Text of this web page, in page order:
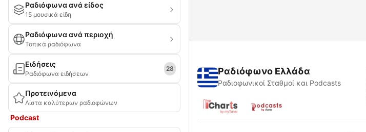
Ραδιόφωνα ανά είδος
15 μουσικά είδη
Ραδιόφωνα ανά περιοχή
Τοπικά ραδιόφωνα
Ειδήσεις
Ραδιόφωνα ειδήσεων
28
Προτεινόμενα
Λίστα καλύτερων ραδιοφώνων
Podcast
Ραδιόφωνο Ελλάδα
Ραδιοφωνικοί Σταθμοί και Podcasts